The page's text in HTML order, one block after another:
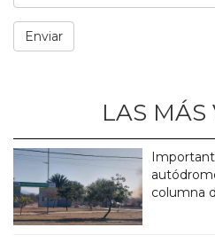
LAS MÁS
columna